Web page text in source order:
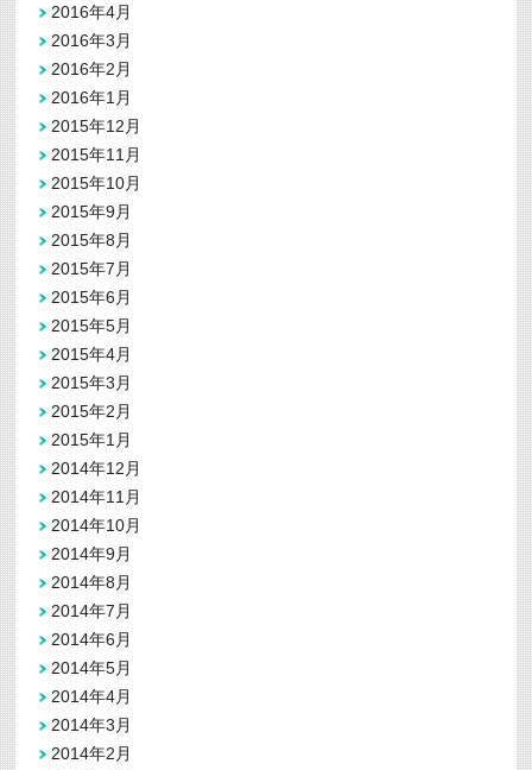
2016年4月
2016年3月
2016年2月
2016年1月
2015年12月
2015年11月
2015年10月
2015年9月
2015年8月
2015年7月
2015年6月
2015年5月
2015年4月
2015年3月
2015年2月
2015年1月
2014年12月
2014年11月
2014年10月
2014年9月
2014年8月
2014年7月
2014年6月
2014年5月
2014年4月
2014年3月
2014年2月